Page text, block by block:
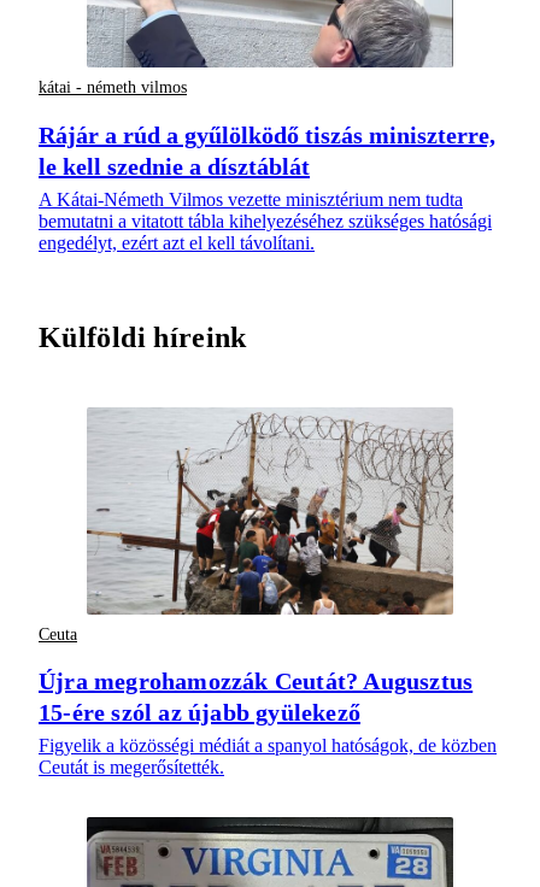
kátai - németh vilmos
Rájár a rúd a gyűlölködő tiszás miniszterre,
le kell szednie a dísztáblát
A Kátai-Németh Vilmos vezette minisztérium nem tudta
bemutatni a vitatott tábla kihelyezéséhez szükséges hatósági
engedélyt, ezért azt el kell távolítani.
Külföldi híreink
Ceuta
Újra megrohamozzák Ceutát? Augusztus
15-ére szól az újabb gyülekező
Figyelik a közösségi médiát a spanyol hatóságok, de közben
Ceutát is megerősítették.